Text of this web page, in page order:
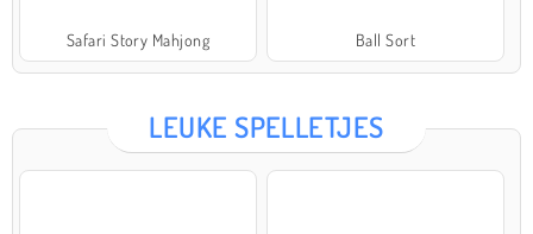
Safari Story Mahjong Ball Sort
LEUKE SPELLETJES